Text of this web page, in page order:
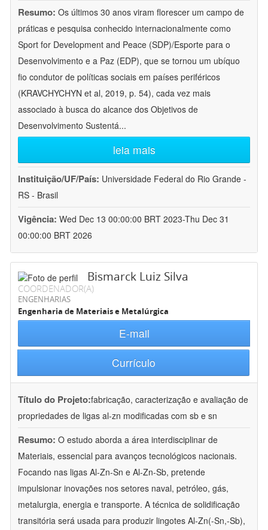
Resumo: Os últimos 30 anos viram florescer um campo de
práticas e pesquisa conhecido internacionalmente como
Sport for Development and Peace (SDP)/Esporte para o
Desenvolvimento e a Paz (EDP), que se tornou um ubíquo
fio condutor de políticas sociais em países periféricos
(KRAVCHYCHYN et al, 2019, p. 54), cada vez mais
associado à busca do alcance dos Objetivos de
Desenvolvimento Sustentá...
leia mais
Instituição/UF/País: Universidade Federal do Rio Grande -
RS - Brasil
Vigência: Wed Dec 13 00:00:00 BRT 2023-Thu Dec 31
00:00:00 BRT 2026
Bismarck Luiz Silva
COORDENADOR(A)
ENGENHARIAS
Engenharia de Materiais e Metalúrgica
E-mail
Currículo
Título do Projeto:fabricação, caracterização e avaliação de
propriedades de ligas al-zn modificadas com sb e sn
Resumo: O estudo aborda a área interdisciplinar de
Materiais, essencial para avanços tecnológicos nacionais.
Focando nas ligas Al-Zn-Sn e Al-Zn-Sb, pretende
impulsionar inovações nos setores naval, petróleo, gás,
metalurgia, energia e transporte. A técnica de solidificação
transitória será usada para produzir lingotes Al-Zn(-Sn,-Sb),